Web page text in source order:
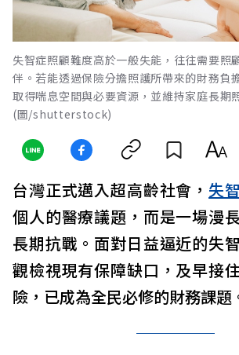
失智症照顧難度高於一般失能，往往需要照
伴。若能透過保險分擔照護所帶來的財務負
取得喘息空間與必要資源，並維持家庭長期
(圖/shutterstock)
台灣正式邁入超高齡社會， 失智
個人的醫療議題，而是一場漫
長期抗戰。面對日益逼近的失
觀檢視現有保障缺口，及早接
險，已成為全民必修的財務課題